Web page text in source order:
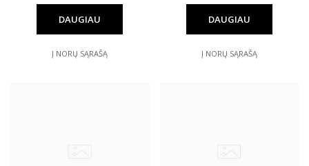
DAUGIAU
Į NORŲ SĄRAŠĄ
DAUGIAU
Į NORŲ SĄRAŠĄ